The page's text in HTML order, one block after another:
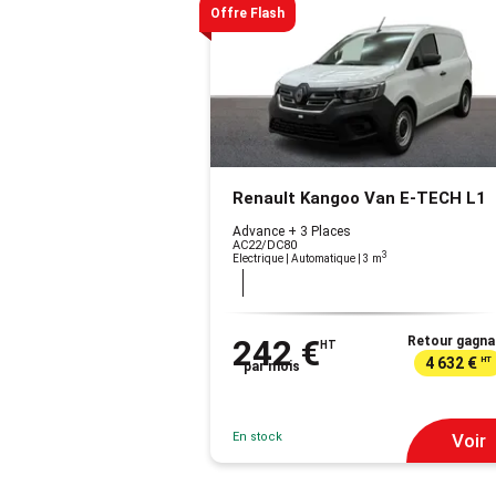
Offre Flash
Renault Kangoo Van E-TECH L1
Advance + 3 Places
AC22/DC80
Electrique | Automatique | 3 m3
242 €HT
par mois
Retour
4 632 €HT
En stock Voir